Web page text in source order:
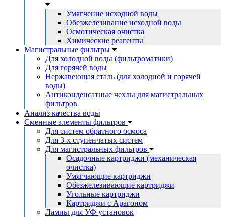
Умягчение исходной воды
Обезжелезивание исходной воды
Осмотическая очистка
Химические реагенты
Магистральные фильтры
Для холодной воды (фильтроматики)
Для горячей воды
Нержавеющая сталь (для холодной и горячей
воды)
Антиконденсатные чехлы для магистральных
фильтров
Анализ качества воды
Сменные элементы фильтров
Для систем обратного осмоса
Для 3-х ступенчатых систем
Для магистральных фильтров
Осадочные картриджи (механическая
очистка)
Умягчающие картриджи
Обезжелезивающие картриджи
Угольные картриджи
Картриджи с Арагоном
Лампы для УФ установок